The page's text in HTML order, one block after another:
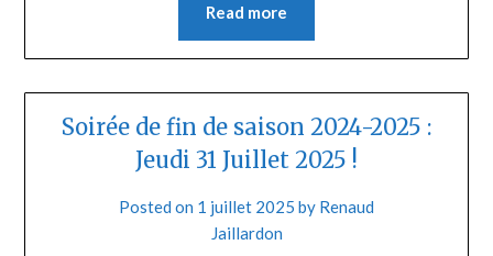
Read more
Soirée de fin de saison 2024-2025 :
Jeudi 31 Juillet 2025 !
Posted on 1 juillet 2025 by Renaud
Jaillardon